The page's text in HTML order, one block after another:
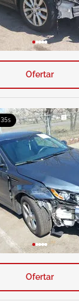
Ofertar
34s
Ofertar